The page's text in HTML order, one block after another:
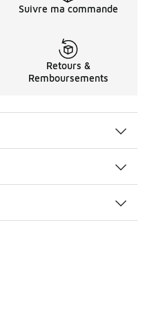
Suivre ma commande
Retours &
Remboursements